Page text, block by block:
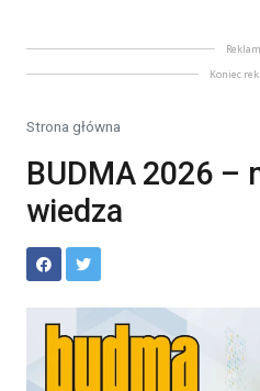
Koniec
Strona główna
BUDMA 2026 –
wiedza